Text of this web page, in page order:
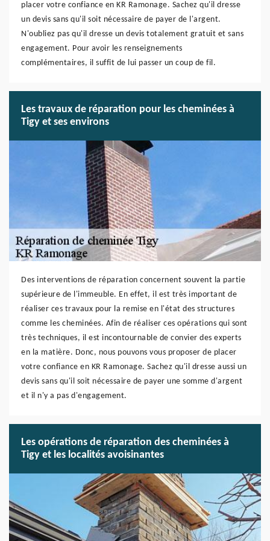
placer votre confiance en KR Ramonage. Sachez qu'il dresse
un devis sans qu'il soit nécessaire de payer de l'argent.
N'oubliez pas qu'il dresse un devis totalement gratuit et sans
engagement. Pour avoir les renseignements
complémentaires, il suffit de lui passer un coup de fil.
Les travaux de réparation pour les cheminées à
Tigy et ses environs
Des interventions de réparation concernent souvent la partie
supérieure de l'immeuble. En effet, il est très important de
réaliser ces travaux pour la remise en l'état des structures
comme les cheminées. Afin de réaliser ces opérations qui sont
très techniques, il est incontournable de convier des experts
en la matière. Donc, nous pouvons vous proposer de placer
votre confiance en KR Ramonage. Sachez qu'il dresse aussi un
devis sans qu'il soit nécessaire de payer une somme d'argent
et il n'y a pas d'engagement.
Les opérations de réparation des cheminées à
Tigy et les localités avoisinantes